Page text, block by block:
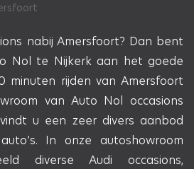
nabij Amersfoort? Dan bent
Nol te Nijkerk aan het goede
minuten rijden van Amersfoort
van Auto Nol occasions
u een zeer divers aanbod
In onze autoshowroom
diverse Audi occasions,